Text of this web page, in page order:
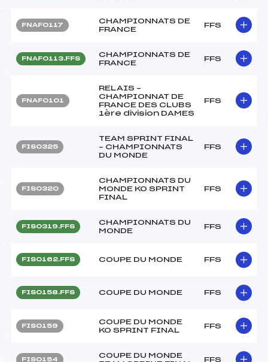
FNAF0117
CHAMPIONNATS DE
FRANCE
FFS
FNAF0113.FFS
CHAMPIONNATS DE
FRANCE
FFS
FNAF0101
RELAIS –
CHAMPIONNAT DE
FRANCE DES CLUBS
1ère division DAMES
FFS
FIS0325
TEAM SPRINT FINAL
– CHAMPIONNATS
DU MONDE
FFS
FIS0320
CHAMPIONNATS DU
MONDE KO SPRINT
FINAL
FFS
FIS0319.FFS
CHAMPIONNATS DU
MONDE
FFS
FIS0162.FFS COUPE DU MONDE FFS
FIS0158.FFS COUPE DU MONDE FFS
FIS0159
COUPE DU MONDE
KO SPRINT FINAL
FFS
FIS0154
COUPE DU MONDE
FFS